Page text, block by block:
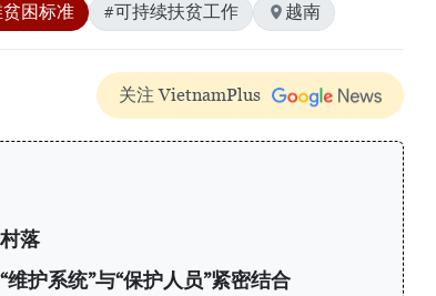
困标准 #可持续扶贫工作 越南
关注 VietnamPlus
落
护系统”与“保护人员”紧密结合